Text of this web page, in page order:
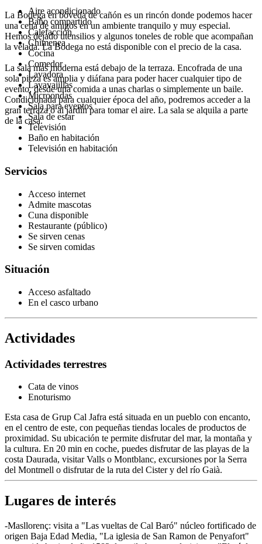
La Bodega en bóveda de cañón es un rincón donde podemos hacer
una cena de amigos en un ambiente tranquilo y muy especial.
Hemos dejado utensilios y algunos toneles de roble que acompañan
la velada. La Bodega no está disponible con el precio de la casa.
La sala más moderna está debajo de la terraza. Encofrada de una
sola pieza es amplia y diáfana para poder hacer cualquier tipo de
evento, desde una comida a unas charlas o simplemente un baile.
Condicionada para cualquier época del año, podremos acceder a la
gran terraza o al jardín para tomar el aire. La sala se alquila a parte
de la casa.
Aire acondicionado
Baño compartido
Calefacción
Chimenea
Cocina
Comedor
Lavadora
Lavavajillas
Microondas
Sala para eventos
Sala de estar
Televisión
Baño en habitación
Televisión en habitación
Servicios
Acceso internet
Admite mascotas
Cuna disponible
Restaurante (público)
Se sirven cenas
Se sirven comidas
Situación
Acceso asfaltado
En el casco urbano
Actividades
Actividades terrestres
Cata de vinos
Enoturismo
Esta casa de Grup Cal Jafra está situada en un pueblo con encanto,
en el centro de este, con pequeñas tiendas locales de productos de
proximidad. Su ubicación te permite disfrutar del mar, la montaña y
la cultura. En 20 min en coche, puedes disfrutar de las playas de la
costa Daurada, visitar Valls o Montblanc, excursiones por la Serra
del Montmell o disfrutar de la ruta del Cister y del río Gaià.
Lugares de interés
-Masllorenç: visita a "Las vueltas de Cal Baró" núcleo fortificado de
origen Baja Edad Media, "La iglesia de San Ramon de Penyafort"